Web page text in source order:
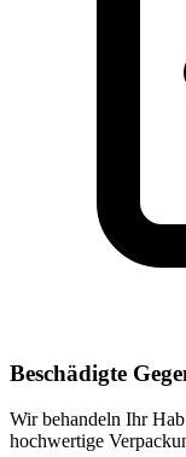
Beschädigte
Wir behandeln Ihr
hochwertige